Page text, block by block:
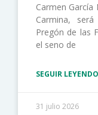
Carmen
Carmina,
Pregón de las
el seno de
SEGUIR
31 julio 2026